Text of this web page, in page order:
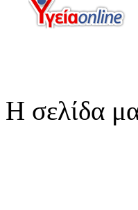
Η σελίδα